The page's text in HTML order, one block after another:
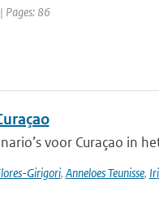
86
voor Curaçao in
Girigori, Anneloes Teunisse,